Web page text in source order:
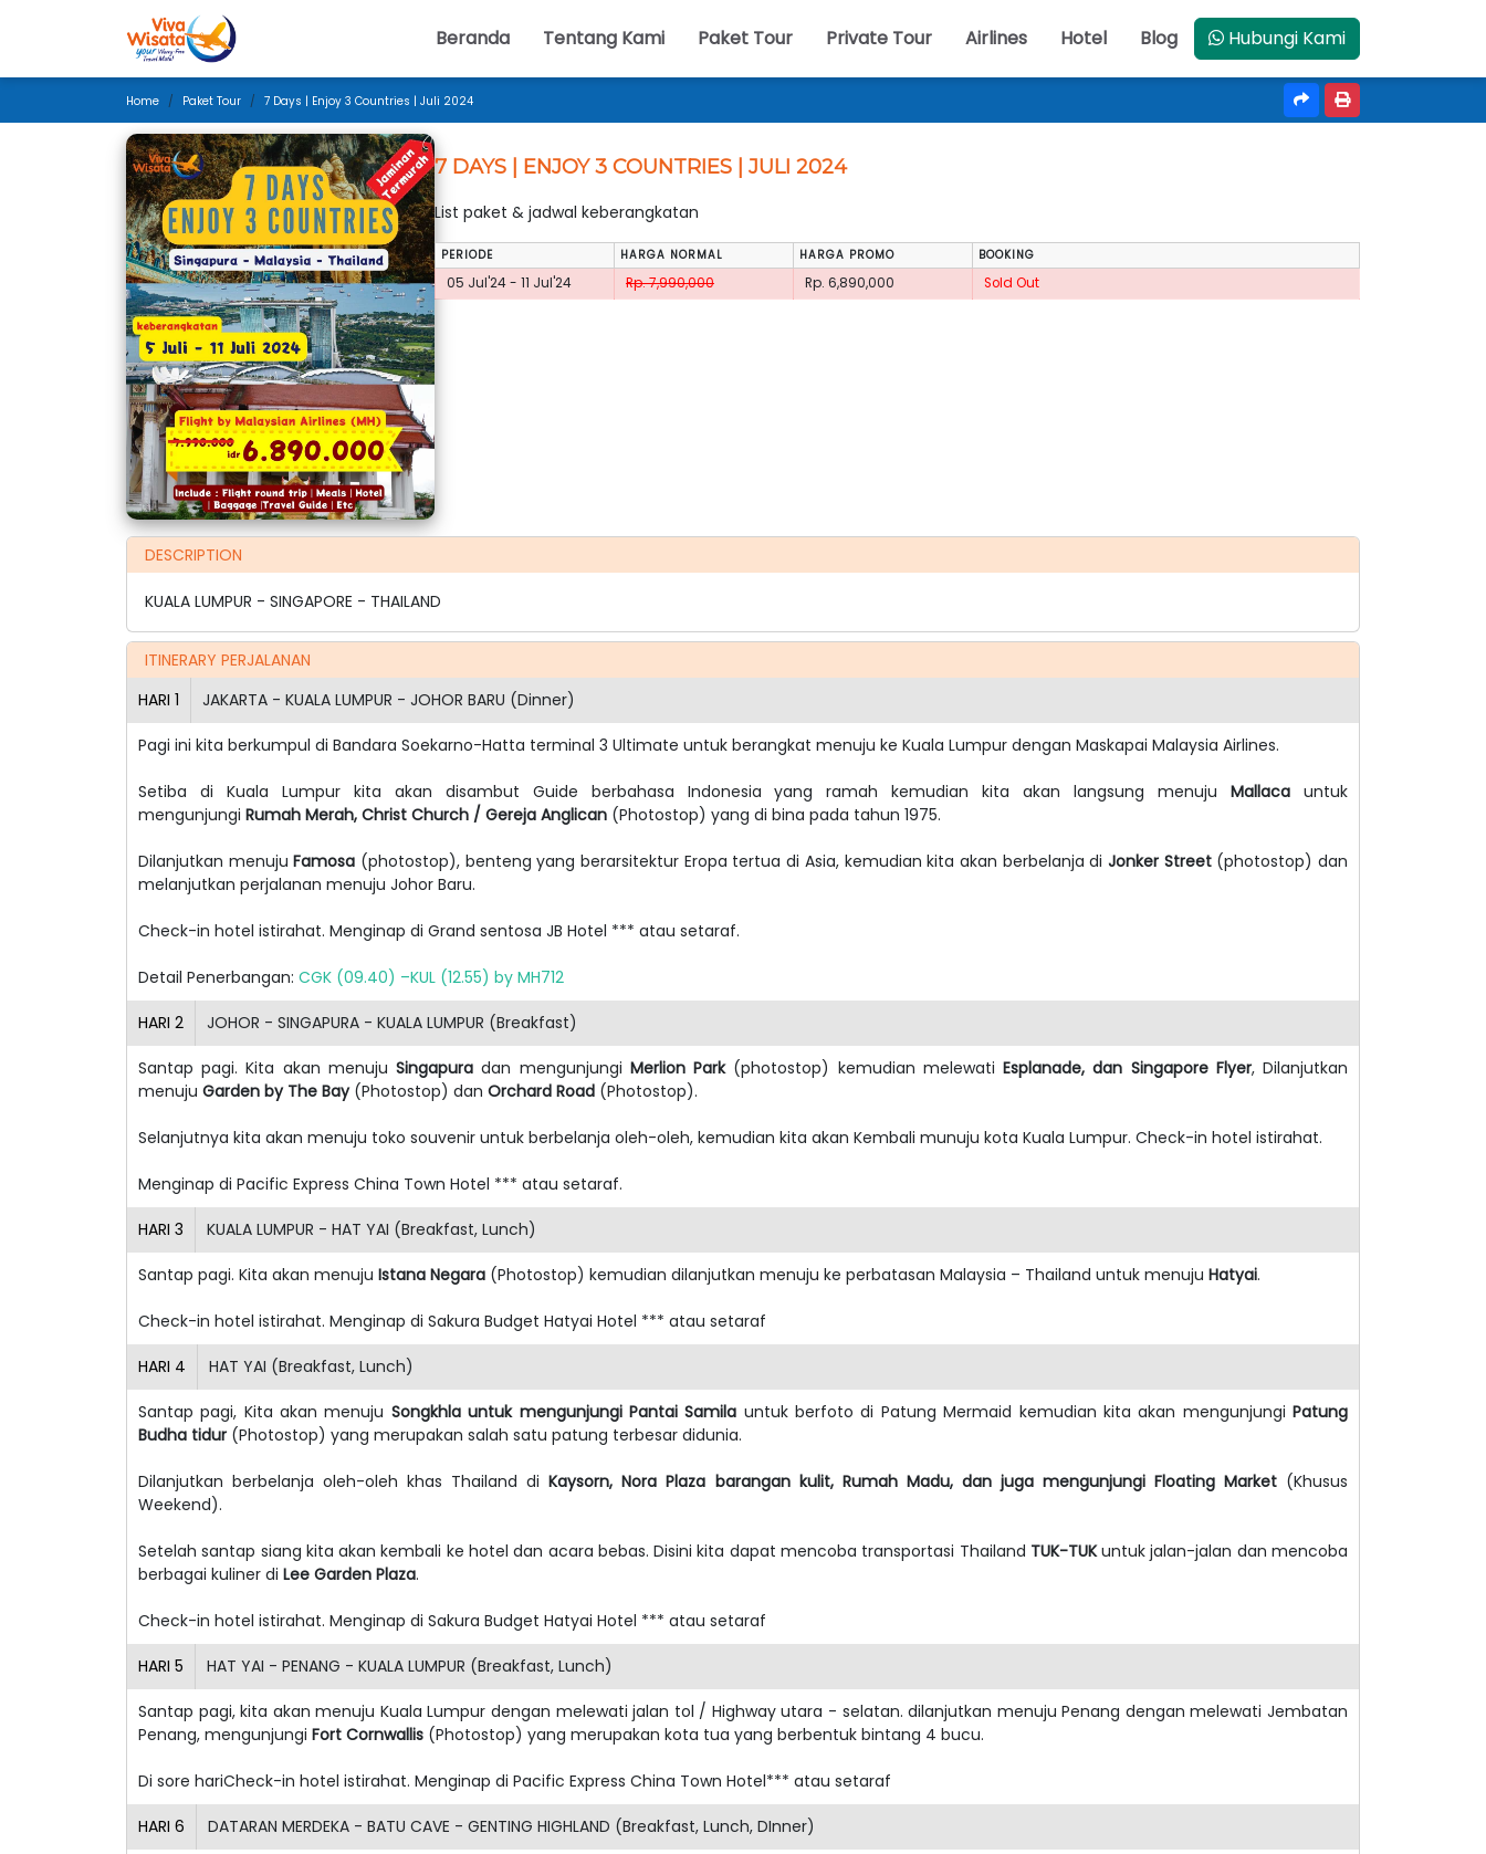
Beranda Tentang Kami Paket Tour Private Tour Airlines Hotel Blog Hubungi Kami
Home Paket Tour 7 Days | Enjoy 3 Countries | Juli 2024
7 DAYS | ENJOY 3 COUNTRIES | JULI 2024
List paket & jadwal keberangkatan
PERIODE HARGA NORMAL HARGA PROMO BOOKING
05 Jul'24 - 11 Jul'24 Rp. 7,990,000 Rp. 6,890,000 Sold Out
DESCRIPTION
KUALA LUMPUR - SINGAPORE - THAILAND
ITINERARY PERJALANAN
HARI 1 JAKARTA - KUALA LUMPUR - JOHOR BARU (Dinner)
Pagi ini kita berkumpul di Bandara Soekarno-Hatta terminal 3 Ultimate untuk berangkat menuju ke Kuala Lumpur dengan Maskapai Malaysia Airlines.
Setiba di Kuala Lumpur kita akan disambut Guide berbahasa Indonesia yang ramah kemudian kita akan langsung menujuMallaca untuk
mengunjungi Rumah Merah, Christ Church / Gereja Anglican (Photostop) yang di bina pada tahun 1975.
Dilanjutkan menujuFamosa (photostop), benteng yang berarsitektur Eropa tertua di Asia, kemudian kita akan berbelanja di Jonker Street(photostop) dan
melanjutkan perjalanan menuju Johor Baru.
Check-in hotel istirahat. Menginap di Grand sentosa JB Hotel *** atau setaraf.
Detail Penerbangan: CGK (09.40) –KUL (12.55) by MH712
HARI 2 JOHOR - SINGAPURA - KUALA LUMPUR (Breakfast)
Santap pagi. Kita akan menujuSingapura dan mengunjungi Merlion Park(photostop) kemudian melewatiEsplanade, dan Singapore Flyer, Dilanjutkan
menuju Garden by The Bay(Photostop) dan Orchard Road (Photostop).
Selanjutnya kita akan menuju toko souvenir untuk berbelanja oleh-oleh, kemudian kita akan Kembali munuju kota Kuala Lumpur. Check-in hotel istirahat.
Menginap di Pacific Express China Town Hotel *** atau setaraf.
HARI 3 KUALA LUMPUR - HAT YAI (Breakfast, Lunch)
Santap pagi. Kita akan menuju Istana Negara (Photostop) kemudian dilanjutkan menuju ke perbatasan Malaysia – Thailand untuk menuju Hatyai.
Check-in hotel istirahat. Menginap di Sakura Budget Hatyai Hotel *** atau setaraf
HARI 4 HAT YAI (Breakfast, Lunch)
Santap pagi, Kita akan menuju Songkhla untuk mengunjungi Pantai Samila untuk berfoto di Patung Mermaid kemudian kita akan mengunjungiPatung
Budha tidur (Photostop) yang merupakan salah satu patung terbesar didunia.
Dilanjutkan berbelanja oleh-oleh khas Thailand diKaysorn, Nora Plaza barangan kulit, Rumah Madu, dan juga mengunjungi Floating Market(Khusus
Weekend).
Setelah santap siang kita akan kembali ke hotel dan acara bebas. Disini kita dapat mencoba transportasi Thailand TUK-TUKuntuk jalan-jalan dan mencoba
berbagai kuliner di Lee Garden Plaza.
Check-in hotel istirahat. Menginap di Sakura Budget Hatyai Hotel *** atau setaraf
HARI 5 HAT YAI - PENANG - KUALA LUMPUR (Breakfast, Lunch)
Santap pagi, kita akan menuju Kuala Lumpur dengan melewati jalan tol / Highway utara - selatan. dilanjutkan menuju Penang dengan melewati Jembatan
Penang, mengunjungi Fort Cornwallis (Photostop) yang merupakan kota tua yang berbentuk bintang 4 bucu.
Di sore hariCheck-in hotel istirahat. Menginap di Pacific Express China Town Hotel*** atau setaraf
HARI 6 DATARAN MERDEKA - BATU CAVE - GENTING HIGHLAND (Breakfast, Lunch, DInner)